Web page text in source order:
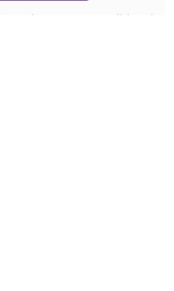
muka yang rencana dilaksanakan